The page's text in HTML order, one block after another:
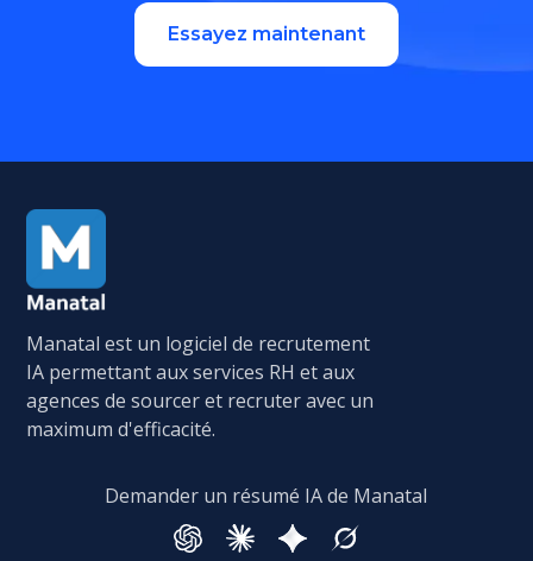
Essayez maintenant
Manatal est un logiciel de recrutement
IA permettant aux services RH et aux
agences de sourcer et recruter avec un
maximum d'efficacité.
Demander un résumé IA de Manatal